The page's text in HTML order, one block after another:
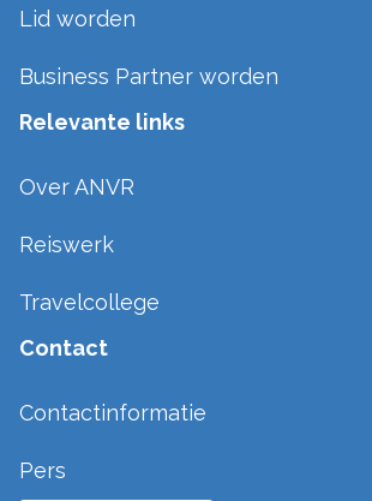
Lid worden
Business Partner worden
Relevante links
Over ANVR
Reiswerk
Travelcollege
Contact
Contactinformatie
Pers